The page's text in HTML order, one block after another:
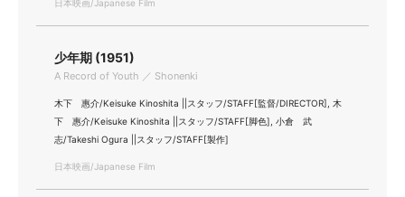
日本映画/Japanese Film
少年期 (1951)
A Record of Youth ／ Shonenki
木下 惠介/Keisuke Kinoshita ||スタッフ/STAFF[監督/DIRECTOR], 木
下 惠介/Keisuke Kinoshita ||スタッフ/STAFF[脚色], 小倉 武
志/Takeshi Ogura ||スタッフ/STAFF[製作]
日本映画/Japanese Film